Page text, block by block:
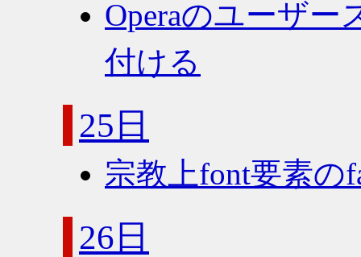
Operaのユーザ
付ける
25日
宗教上font要素の
26日